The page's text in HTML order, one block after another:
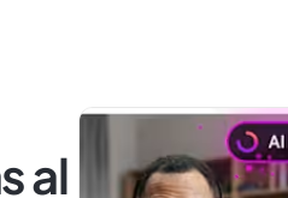
al